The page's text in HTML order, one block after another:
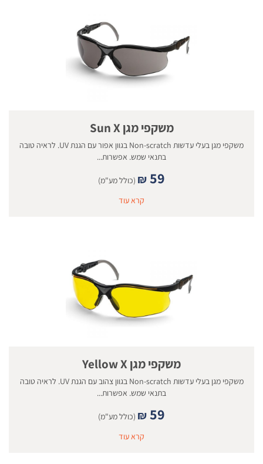
משקפי מגן Sun X
משקפי מגן בעלי עדשות Non-scratch בגוון אפור עם הגנת UV. לראיה טובה
בתנאי שמש. אפשרות...
₪59
(כולל מע"מ)
קרא עוד
משקפי מגן Yellow X
משקפי מגן בעלי עדשות Non-scratch בגוון צהוב עם הגנת UV. לראיה טובה
בתנאי שמש. אפשרות...
₪59
(כולל מע"מ)
קרא עוד